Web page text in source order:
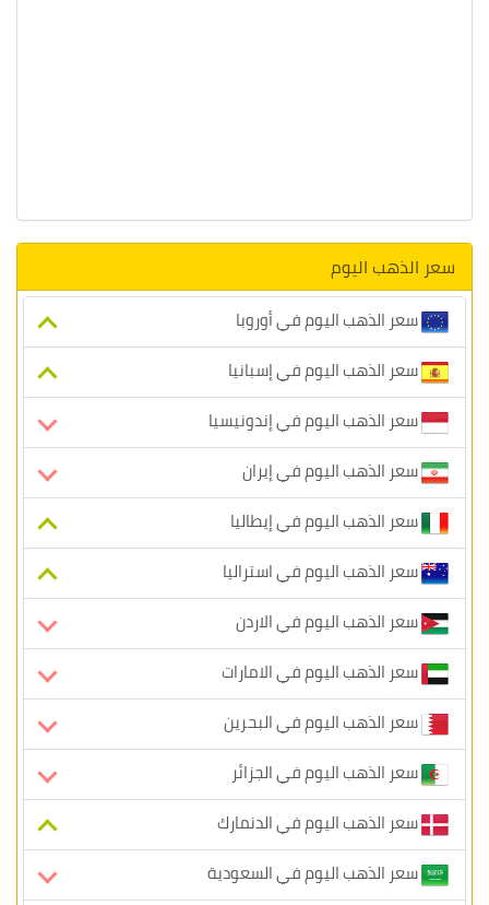
سعر الذهب اليوم
سعر الذهب اليوم في أوروبا
سعر الذهب اليوم في إسبانيا
سعر الذهب اليوم في إندونيسيا
سعر الذهب اليوم في إيران
سعر الذهب اليوم في إيطاليا
سعر الذهب اليوم في استراليا
سعر الذهب اليوم في الاردن
سعر الذهب اليوم في الامارات
سعر الذهب اليوم في البحرين
سعر الذهب اليوم في الجزائر
سعر الذهب اليوم في الدنمارك
سعر الذهب اليوم في السعودية